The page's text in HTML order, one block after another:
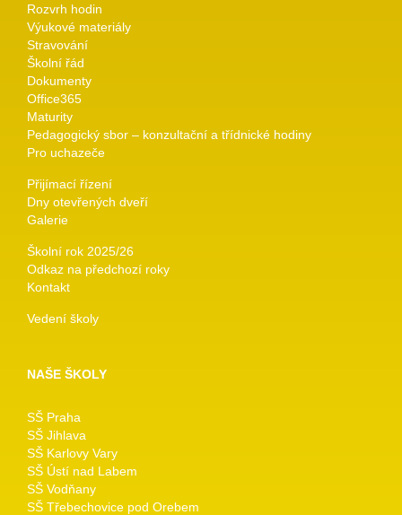
Rozvrh hodin
Výukové materiály
Stravování
Školní řád
Dokumenty
Office365
Maturity
Pedagogický sbor – konzultační a třídnické hodiny
Pro uchazeče
Přijímací řízení
Dny otevřených dveří
Galerie
Školní rok 2025/26
Odkaz na předchozí roky
Kontakt
Vedení školy
NAŠE ŠKOLY
SŠ Praha
SŠ Jihlava
SŠ Karlovy Vary
SŠ Ústí nad Labem
SŠ Vodňany
SŠ Třebechovice pod Orebem